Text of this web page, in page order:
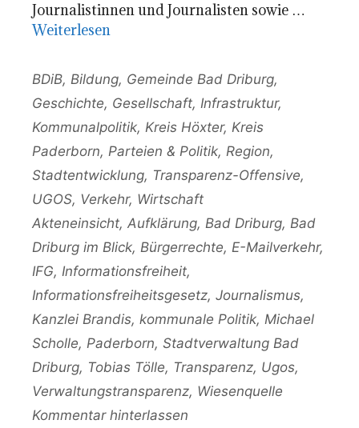
Journalistinnen und Journalisten sowie …
Weiterlesen
Kategorien
BDiB, Bildung, Gemeinde Bad Driburg,
Geschichte, Gesellschaft, Infrastruktur,
Kommunalpolitik, Kreis Höxter, Kreis
Paderborn, Parteien & Politik, Region,
Stadtentwicklung, Transparenz-Offensive,
UGOS, Verkehr, Wirtschaft
Schlagwörter
Akteneinsicht, Aufklärung, Bad Driburg, Bad
Driburg im Blick, Bürgerrechte, E-Mailverkehr,
IFG, Informationsfreiheit,
Informationsfreiheitsgesetz, Journalismus,
Kanzlei Brandis, kommunale Politik, Michael
Scholle, Paderborn, Stadtverwaltung Bad
Driburg, Tobias Tölle, Transparenz, Ugos,
Verwaltungstransparenz, Wiesenquelle
Kommentar hinterlassen